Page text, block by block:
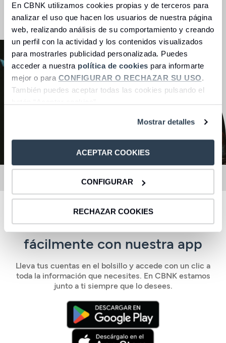
En CBNK utilizamos cookies propias y de terceros para
analizar el uso que hacen los usuarios de nuestra página
web, realizando análisis de su comportamiento y creando
un perfil con la actividad y los contenidos visualizados
para mostrarles publicidad personalizada. Puedes
acceder a nuestra política de cookies para informarte
mejor o para CONFIGURAR O RECHAZAR SU USO.
También puedes aceptar todas las cookies pulsando el
Mostrar detalles
ACEPTAR COOKIES
CONFIGURAR
RECHAZAR COOKIES
Te llamamos
Controla tus finanzas
fácilmente con nuestra app
Lleva tus cuentas en el bolsillo y accede con un clic a
toda la información que necesites. En CBNK estamos
junto a ti siempre que lo desees.